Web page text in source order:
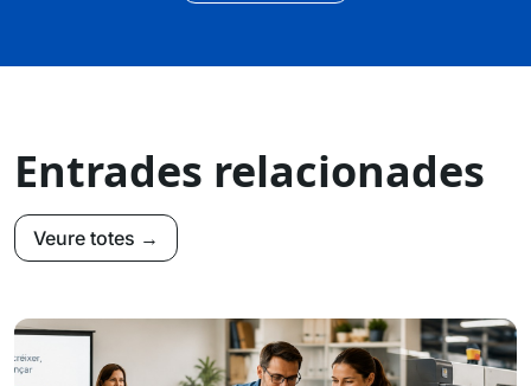
Entrades relacionades
Veure totes →